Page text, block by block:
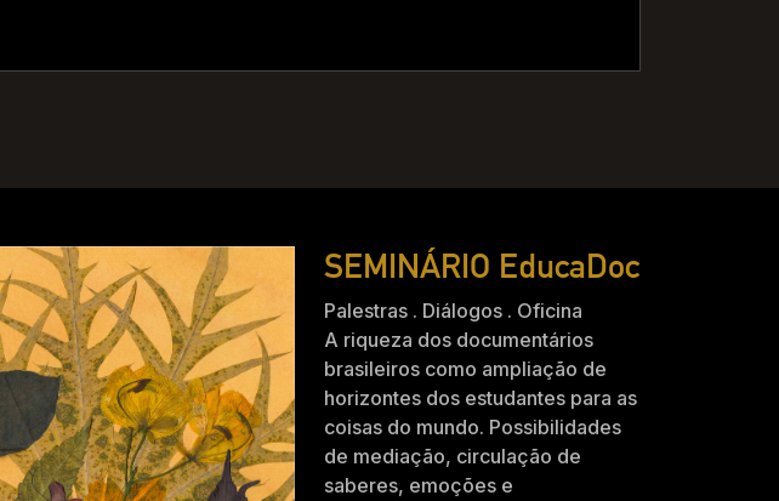
SEMINÁRIO EducaDoc
Palestras . Diálogos . Oficina
A riqueza dos documentários
brasileiros como ampliação de
horizontes dos estudantes para as
coisas do mundo. Possibilidades
de mediação, circulação de
saberes, emoções e